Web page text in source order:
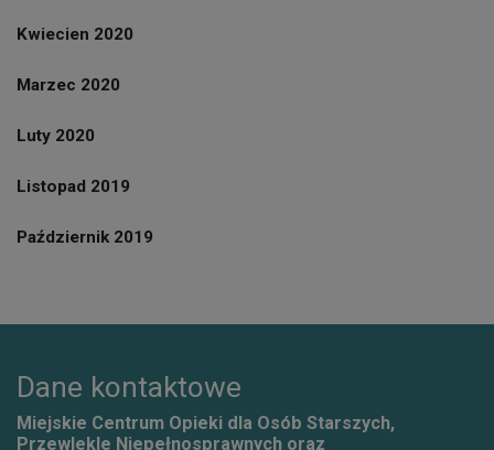
Kwiecien 2020
Marzec 2020
Luty 2020
Listopad 2019
Październik 2019
Dane kontaktowe
Miejskie Centrum Opieki dla Osób Starszych,
Przewlekle Niepełnosprawnych oraz